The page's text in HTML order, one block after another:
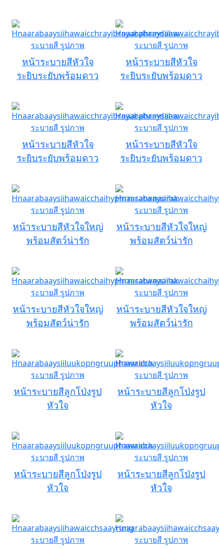
หน้าระบายสีหัวใจ
ระยิบระยับพร้อมดาว
หน้าระบายสีหัวใจ
ระยิบระยับพร้อมดาว
หน้าระบายสีหัวใจ
ระยิบระยับพร้อมดาว
หน้าระบายสีหัวใจ
ระยิบระยับพร้อมดาว
หน้าระบายสีหัวใจใหญ่
พร้อมสัตว์น่ารัก
หน้าระบายสีหัวใจใหญ่
พร้อมสัตว์น่ารัก
หน้าระบายสีหัวใจใหญ่
พร้อมสัตว์น่ารัก
หน้าระบายสีหัวใจใหญ่
พร้อมสัตว์น่ารัก
หน้าระบายสีลูกโป่งรูป
หัวใจ
หน้าระบายสีลูกโป่งรูป
หัวใจ
หน้าระบายสีลูกโป่งรูป
หัวใจ
หน้าระบายสีลูกโป่งรูป
หัวใจ